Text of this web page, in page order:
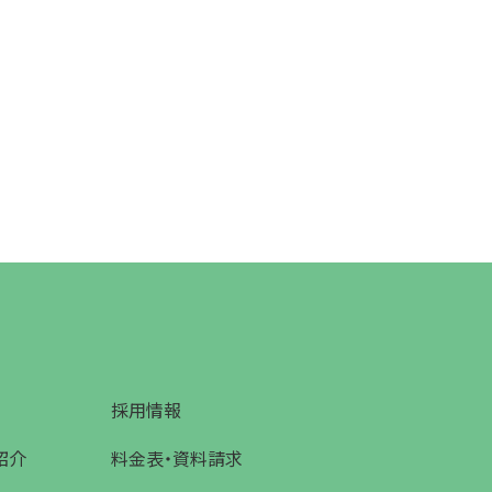
介
採用情報
料金表・資料請求